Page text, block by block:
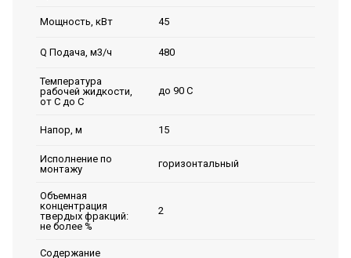
Мощность, кВт 45
Q Подача, м3/ч 480
Температура
рабочей жидкости,
от С до С
до 90 С
Напор, м 15
Исполнение по
монтажу
горизонтальный
Объемная
концентрация
твердых фракций:
не более %
2
Содержание